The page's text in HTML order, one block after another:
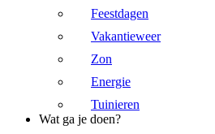
Feestdagen
Vakantieweer
Zon
Energie
Tuinieren
Wat ga je doen?